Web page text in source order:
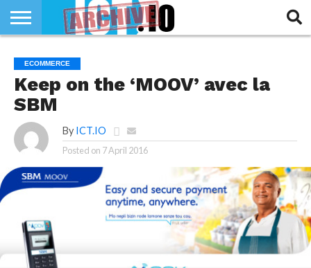
SECTEUR
TECH
LIFE
RUBRIQUES
ECOMMERCE
Keep on the ‘MOOV’ avec la
SBM
By ICT.IO
Posted on 7 April 2016